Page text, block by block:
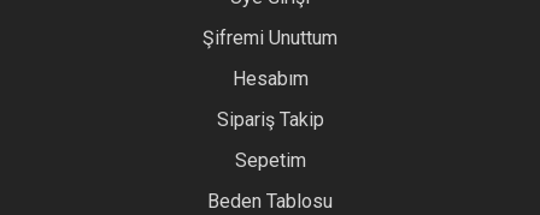
Şifremi Unuttum
Hesabım
Sipariş Takip
Sepetim
Beden Tablosu